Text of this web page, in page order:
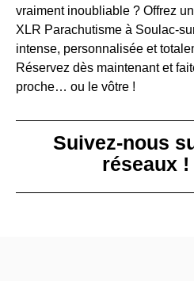
vraiment inoubliable ? Offrez
XLR Parachutisme à Soulac-
intense, personnalisée et
Réservez dès maintenant et
proche… ou le vôtre !
Suivez-nous
réseaux !